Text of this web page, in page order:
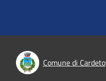
Comune di Cardeto